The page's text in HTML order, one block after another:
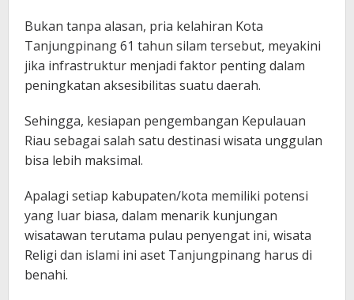
Bukan tanpa alasan, pria kelahiran Kota
Tanjungpinang 61 tahun silam tersebut, meyakini
jika infrastruktur menjadi faktor penting dalam
peningkatan aksesibilitas suatu daerah.
Sehingga, kesiapan pengembangan Kepulauan
Riau sebagai salah satu destinasi wisata unggulan
bisa lebih maksimal.
Apalagi setiap kabupaten/kota memiliki potensi
yang luar biasa, dalam menarik kunjungan
wisatawan terutama pulau penyengat ini, wisata
Religi dan islami ini aset Tanjungpinang harus di
benahi.